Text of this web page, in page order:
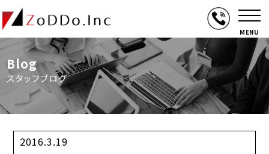
MENU
Blog
スタッフブログ
2016.3.19